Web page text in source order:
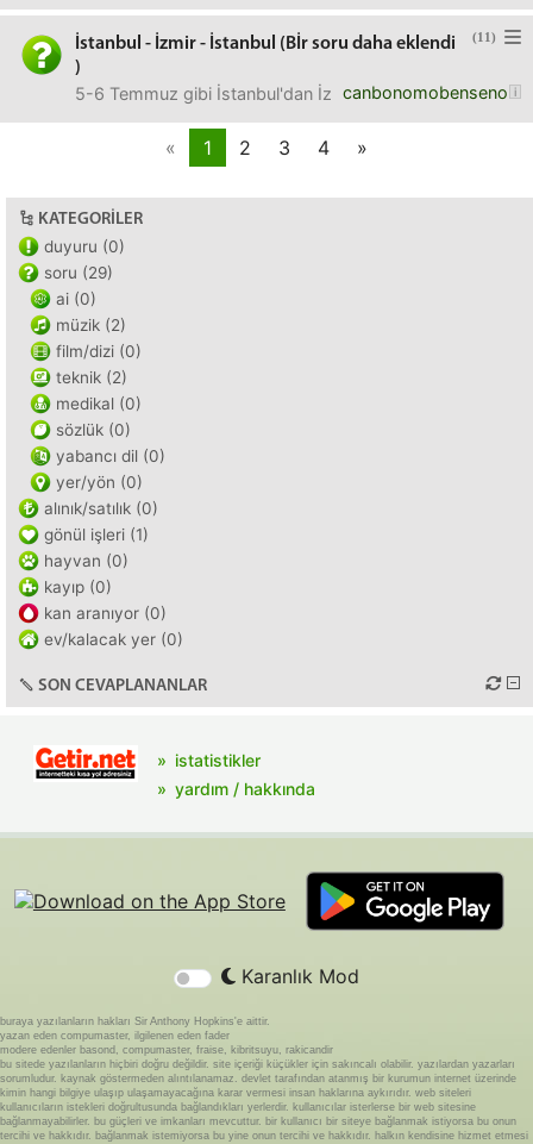
(11)
İstanbul - İzmir - İstanbul (Bİr soru daha eklendi
)
canbonomobenseno
5-6 Temmuz gibi İstanbul'dan İzmir'e gideceğim, 8
« 1 2 3 4 »
KATEGORILER
duyuru (0)
soru (29)
ai (0)
müzik (2)
film/dizi (0)
teknik (2)
medikal (0)
sözlük (0)
yabancı dil (0)
yer/yön (0)
alınık/satılık (0)
gönül işleri (1)
hayvan (0)
kayıp (0)
kan aranıyor (0)
ev/kalacak yer (0)
SON CEVAPLANANLAR
istatistikler
yardım / hakkında
Karanlık Mod
buraya yazılanların hakları Sir Anthony Hopkins'e aittir.
yazan eden compumaster, ilgilenen eden fader
modere edenler basond, compumaster, fraise, kibritsuyu, rakicandir
bu sitede yazılanların hiçbiri doğru değildir. site içeriği küçükler için sakıncalı olabilir. yazılardan yazarları
sorumludur. kaynak göstermeden alıntılanamaz. devlet tarafından atanmış bir kurumun internet üzerinde
kimin hangi bilgiye ulaşıp ulaşamayacağına karar vermesi insan haklarına aykırıdır. web siteleri
kullanıcıların istekleri doğrultusunda bağlandıkları yerlerdir. kullanıcılar isterlerse bir web sitesine
bağlanmayabilirler. bu güçleri ve imkanları mevcuttur. bir kullanıcı bir siteye bağlanmak istiyorsa bu onun
tercihi ve hakkıdır. bağlanmak istemiyorsa bu yine onun tercihi ve hakkıdır. halkın kendisine hizmet etmesi